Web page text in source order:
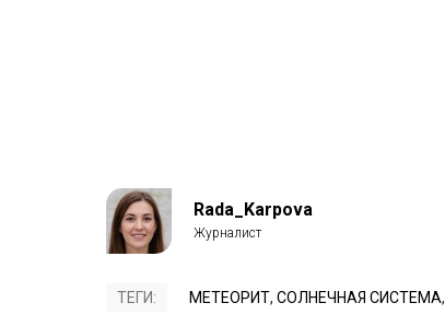
Rada_Karpova
ТЕГИ: МЕТЕОРИТ, СОЛНЕЧНАЯ СИСТЕМА,